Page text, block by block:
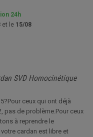
24h
et le 15/08
SVD Homocinétique
ceux qui ont déjà
pas de problème.Pour ceux
à reprendre le
cardan est libre et